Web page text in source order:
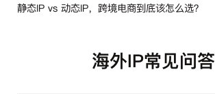
静态IP vs 动态IP，跨境电商到底该怎么选？
海外IP常见问答